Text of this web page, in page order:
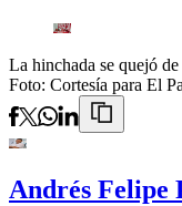
La hinchada se quejó
Foto: Cortesía para El
Andrés Felipe